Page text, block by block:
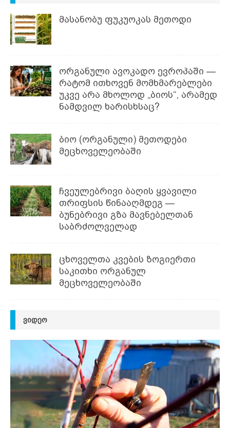
მასანობუ ფუკუოკას მეთოდი
ორგანული ავოკადო ევროპაში —
რატომ ითხოვენ მომხმარებლები
უკვე არა მხოლოდ „ბიოს“, არამედ
ნამდვილ ხარისხსაც?
ბიო (ორგანული) მეთოდები
მეცხოველეობაში
ჩვეულებრივი ბაღის ყვავილი
თრიფსის წინააღმდეგ —
ბუნებრივი გზა მავნებელთან
საბრძოლველად
ცხოველთა კვების ზოგიერთი
საკითხი ორგანულ
მეცხოველეობაში
ᲕᲘᲓᲔᲝ